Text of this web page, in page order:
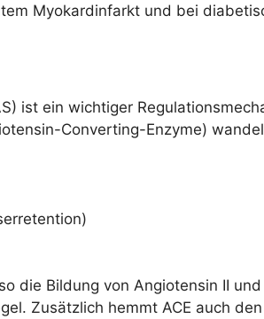
Myokardinfarkt und bei
ist ein wichtiger
Converting-Enzyme)
die Bildung von Angiotensin II
Zusätzlich hemmt ACE auch